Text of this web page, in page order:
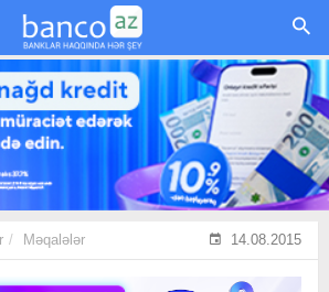
Məqalələr 14.08.2015